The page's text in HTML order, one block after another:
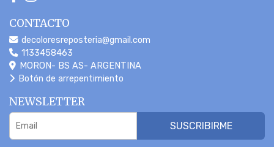
CONTACTO
decoloresreposteria@gmail.com
1133458463
MORON- BS AS- ARGENTINA
Botón de arrepentimiento
NEWSLETTER
SUSCRIBIRME